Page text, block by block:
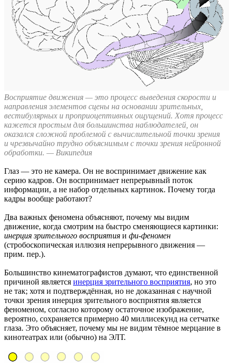
Восприятие движения — это процесс выведения скорости и
направления элементов сцены на основании зрительных,
вестибулярных и проприоцептивных ощущений. Хотя процесс
кажется простым для большинства наблюдателей, он
оказался сложной проблемой с вычислительной точки зрения
и чрезвычайно трудно объяснимым с точки зрения нейронной
обработки. — Википедия
Глаз — это не камера. Он не воспринимает движение как
серию кадров. Он воспринимает непрерывный поток
информации, а не набор отдельных картинок. Почему тогда
кадры вообще работают?
Два важных феномена объясняют, почему мы видим
движение, когда смотрим на быстро сменяющиеся картинки:
инерция зрительного восприятия и фи-феномен
(стробоскопическая иллюзия непрерывного движения —
прим. пер.).
Большинство кинематографистов думают, что единственной
причиной является инерция зрительного восприятия, но это
не так; хотя и подтверждённая, но не доказанная с научной
точки зрения инерция зрительного восприятия является
феноменом, согласно которому остаточное изображение,
вероятно, сохраняется примерно 40 миллисекунд на сетчатке
глаза. Это объясняет, почему мы не видим тёмное мерцание в
кинотеатрах или (обычно) на ЭЛТ.